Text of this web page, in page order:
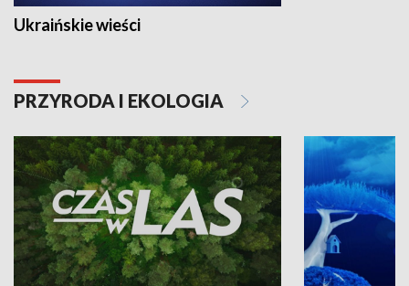
Ukraińskie wieści
PRZYRODA I EKOLOGIA